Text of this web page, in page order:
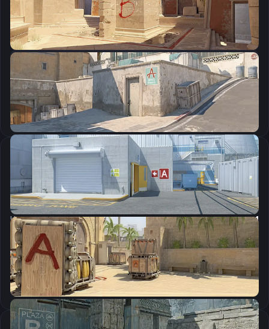
CSGO-MMQuh-Hs3Sj-Qv9zd-VaCmc-3QqNO
Скопировать
Настройки мыши
DPI:
400
Чувствительность мыши в игре:
1.7
Чувствительность мыши в зуме:
1
Чувствительность мыши в Windows:
6/11
Ускорение мыши:
0
m_rawinput:
1